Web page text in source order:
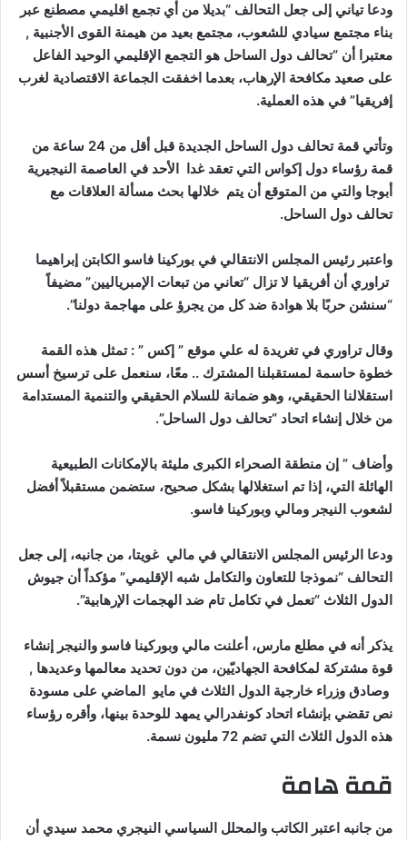
ودعا تياني إلى جعل التحالف “بديلا من أي تجمع اقليمي مصطنع عبر
بناء مجتمع سيادي للشعوب، مجتمع بعيد من هيمنة القوى الأجنبية ,
معتبرا أن “تحالف دول الساحل هو التجمع الإقليمي الوحيد الفاعل
على صعيد مكافحة الإرهاب، بعدما اخفقت الجماعة الاقتصادية لغرب
إفريقيا” في هذه العملية.
وتأتي قمة تحالف دول الساحل الجديدة قبل أقل من 24 ساعة من
قمة رؤساء دول إكواس التي تعقد غدا الأحد في العاصمة النيجيرية
أبوجا والتي من المتوقع أن يتم خلالها بحث مسألة العلاقات مع
تحالف دول الساحل.
واعتبر رئيس المجلس الانتقالي في بوركينا فاسو الكابتن إبراهيما
تراوري أن أفريقيا لا تزال “تعاني من تبعات الإمبرياليين” مضيفاً
“سنشن حربًا بلا هوادة ضد كل من يجرؤ على مهاجمة دولنا”.
وقال تراوري في تغريدة له علي موقع ” إكس ” : تمثل هذه القمة
خطوة حاسمة لمستقبلنا المشترك .. معًا، سنعمل على ترسيخ أسس
استقلالنا الحقيقي، وهو ضمانة للسلام الحقيقي والتنمية المستدامة
من خلال إنشاء اتحاد “تحالف دول الساحل”.
وأضاف ” إن منطقة الصحراء الكبرى مليئة بالإمكانات الطبيعية
الهائلة التي، إذا تم استغلالها بشكل صحيح، ستضمن مستقبلاً أفضل
لشعوب النيجر ومالي وبوركينا فاسو.
ودعا الرئيس المجلس الانتقالي في مالي غويتا، من جانبه، إلى جعل
التحالف “نموذجا للتعاون والتكامل شبه الإقليمي” مؤكداً أن جيوش
الدول الثلاث “تعمل في تكامل تام ضد الهجمات الإرهابية”.
يذكر أنه في مطلع مارس، أعلنت مالي وبوركينا فاسو والنيجر إنشاء
قوة مشتركة لمكافحة الجهاديّين، من دون تحديد معالمها وعديدها ,
وصادق وزراء خارجية الدول الثلاث في مايو الماضي على مسودة
نص تقضي بإنشاء اتحاد كونفدرالي يمهد للوحدة بينها، وأقره رؤساء
هذه الدول الثلاث التي تضم 72 مليون نسمة.
قمة هامة
من جانبه اعتبر الكاتب والمحلل السياسي النيجري محمد سيدي أن